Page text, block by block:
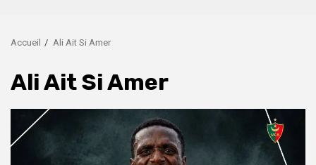
Accueil Ali Ait Si Amer
Ali Ait Si Amer